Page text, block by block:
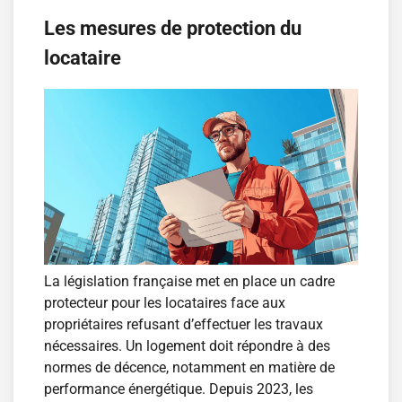
Les mesures de protection du
locataire
La législation française met en place un cadre
protecteur pour les locataires face aux
propriétaires refusant d’effectuer les travaux
nécessaires. Un logement doit répondre à des
normes de décence, notamment en matière de
performance énergétique. Depuis 2023, les